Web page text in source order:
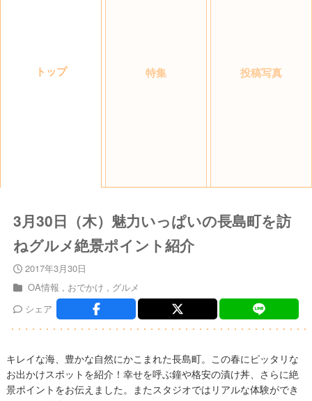
トップ 特集 投稿写真
3月30日（木）魅力いっぱいの長島町を訪
ねグルメ絶景ポイント紹介
2017年3月30日
OA情報
おでかけ
グルメ
シェア
キレイな海、豊かな自然にかこまれた長島町。この春にピッタリな
お出かけスポットを紹介！幸せを呼ぶ鐘や格安の漬け丼、さらに絶
景ポイントをお伝えました。またスタジオではリアルな体験ができ